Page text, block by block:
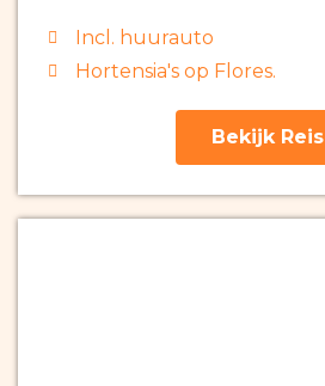
Incl. huurauto
Hortensia's op Flores.
Bekijk Reis